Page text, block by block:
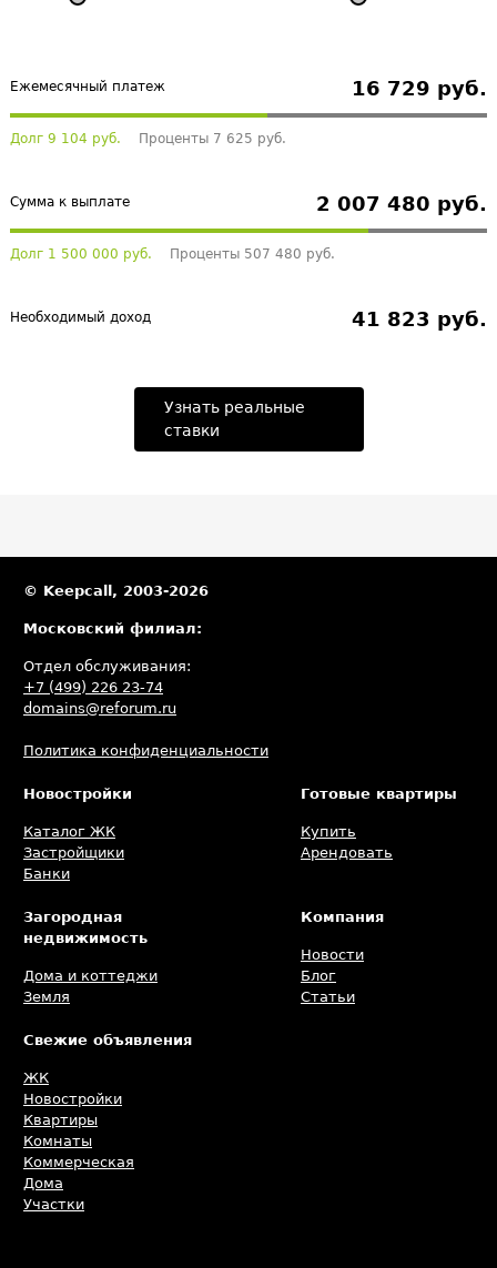
Ежемесячный платеж 16 729 руб.
Долг 9 104 руб. Проценты 7 625 руб.
Сумма к выплате 2 007 480 руб.
Долг 1 500 000 руб. Проценты 507 480 руб.
Необходимый доход 41 823 руб.
Узнать реальные
ставки
© Keepcall, 2003-2026
Московский филиал:
Отдел обслуживания:
+7 (499) 226 23-74
domains@reforum.ru
Политика конфиденциальности
Новостройки
Каталог ЖК
Застройщики
Банки
Готовые квартиры
Купить
Арендовать
Загородная
недвижимость
Дома и коттеджи
Земля
Компания
Новости
Блог
Статьи
Свежие объявления
ЖК
Новостройки
Квартиры
Комнаты
Коммерческая
Дома
Участки